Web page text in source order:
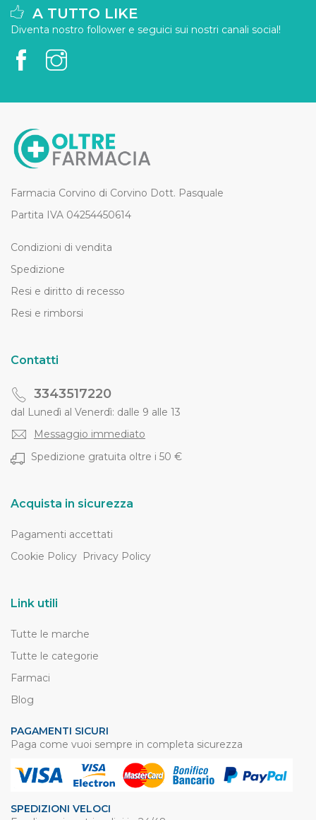
A TUTTO LIKE
Diventa nostro follower e seguici sui nostri canali social!
Farmacia Corvino di Corvino Dott. Pasquale
Partita IVA 04254450614
Condizioni di vendita
Spedizione
Resi e diritto di recesso
Resi e rimborsi
Contatti
3343517220
dal Lunedì al Venerdì: dalle 9 alle 13
Messaggio immediato
Spedizione gratuita oltre i 50 €
Acquista in sicurezza
Pagamenti accettati
Cookie Policy Privacy Policy
Link utili
Tutte le marche
Tutte le categorie
Farmaci
Blog
PAGAMENTI SICURI
Paga come vuoi sempre in completa sicurezza
SPEDIZIONI VELOCI